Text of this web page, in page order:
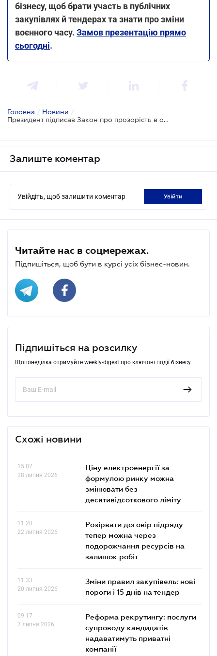
бізнесу, щоб брати участь в публічних
закупівлях й тендерах та знати про зміни
воєнного часу. Замов презентацію прямо
сьогодні.
Головна / Новини /
Президент підписав Закон про прозорість в оборонних закупівлях
Залиште коментар
Увійдіть, щоб залишити коментар увійти
Читайте нас в соцмережах.
Підпишіться, щоб бути в курсі усіх бізнес-новин.
Підпишіться на розсилку
Щопонеділка отримуйте weekly-digest про ключові події бізнесу
Схожі новини
15.07
28 липня 2026
Ціну електроенергії за
формулою ринку можна
змінювати без
десятивідсоткового ліміту
11.20
22 липня 2026
Розірвати договір підряду
тепер можна через
подорожчання ресурсів на
залишок робіт
11.33
20 липня 2026
Зміни правил закупівель: нові
пороги і 15 днів на тендер
09.17
7 липня 2026
Реформа рекрутингу: послуги
супроводу кандидатів
надаватимуть приватні
компанії